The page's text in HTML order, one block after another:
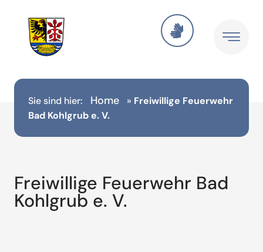
Sie sind hier: Home » Freiwillige Feuerwehr
Bad Kohlgrub e. V.
Freiwillige Feuerwehr Bad
Kohlgrub e. V.